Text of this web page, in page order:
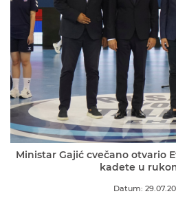
Ministar Gajić cvečano otvario
kadete u
Datum: